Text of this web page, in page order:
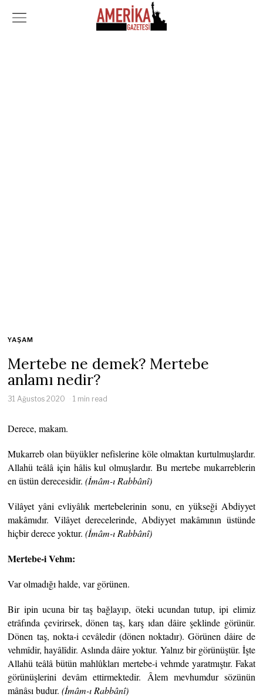
YAŞAM
Mertebe ne demek? Mertebe
anlamı nedir?
31 Ağustos 2020 1 min read
Derece, makam.
Mukarreb olan büyükler nefislerine köle olmaktan kurtulmuşlardır.
Allahü teâlâ için hâlis kul olmuşlardır. Bu mertebe mukarreblerin
en üstün derecesidir.(İmâm-ı Rabbânî)
Vilâyet yâni evliyâlık mertebelerinin sonu, en yükseği Abdiyyet
makâmıdır. Vilâyet derecelerinde, Abdiyyet makâmının üstünde
hiçbir derece yoktur.(İmâm-ı Rabbânî)
Mertebe-i Vehm:
Var olmadığı halde, var görünen.
Bir ipin ucuna bir taş bağlayıp, öteki ucundan tutup, ipi elimiz
etrâfında çevirirsek, dönen taş, karş ıdan dâire şeklinde görünür.
Dönen taş, nokta-i cevâledir (dönen noktadır). Görünen dâire de
vehmîdir, hayâlîdir. Aslında dâire yoktur. Yalnız bir görünüştür. İşte
Allahü teâlâ bütün mahlûkları mertebe-i vehmde yaratmıştır. Fakat
görünüşlerini devâm ettirmektedir. Âlem mevhumdur sözünün
mânâsı budur.(İmâm-ı Rabbânî)